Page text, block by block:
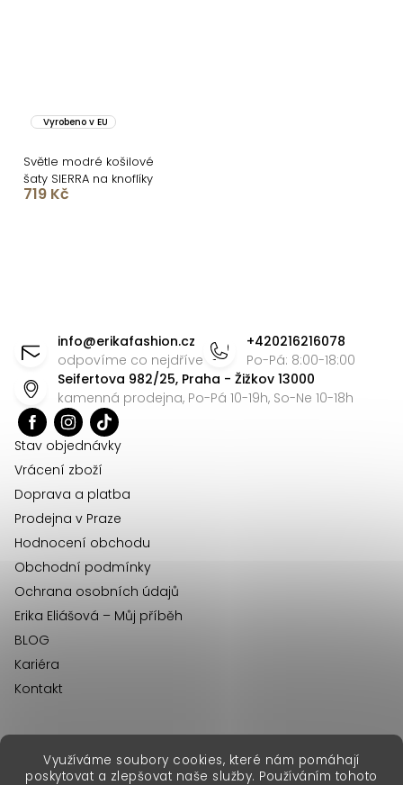
Využíváme soubory cookies, které nám pomáhají
poskytovat a zlepšovat naše služby. Používáním tohoto
Vyrobeno v EU
Světle modré košilové
šaty SIERRA na knoflíky
719 Kč
a
c
í
info@erikafashion.cz
odpovíme co nejdříve
+420216216078
Po-Pá: 8:00-18:00
Seifertova 982/25, Praha - Žižkov 13000
kamenná prodejna, Po-Pá 10-19h, So-Ne 10-18h
Stav objednávky
Vrácení zboží
Doprava a platba
Prodejna v Praze
Hodnocení obchodu
Obchodní podmínky
Ochrana osobních údajů
Erika Eliášová – Můj příběh
BLOG
Kariéra
Kontakt
erikafashion.sk